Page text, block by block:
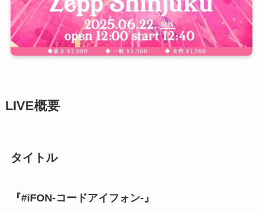
LIVE概要
タイトル
『#iFON-コードアイフォン-』